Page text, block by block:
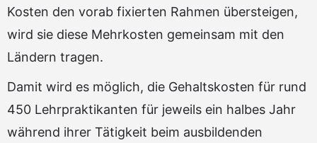
Kosten den vorab fixierten Rahmen übersteigen,
wird sie diese Mehrkosten gemeinsam mit den
Ländern tragen.
Damit wird es möglich, die Gehaltskosten für rund
450 Lehrpraktikanten für jeweils ein halbes Jahr
während ihrer Tätigkeit beim ausbildenden